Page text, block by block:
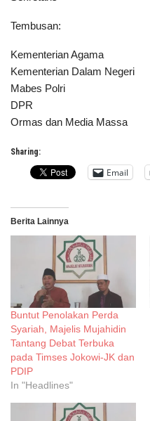
Tembusan:
Kementerian Agama
Kementerian Dalam Negeri
Mabes Polri
DPR
Ormas dan Media Massa
Sharing:
Email
Berita Lainnya
Buntut Penolakan Perda
Syariah, Majelis Mujahidin
Tantang Debat Terbuka
pada Timses Jokowi-JK dan
PDIP
In "Headlines"